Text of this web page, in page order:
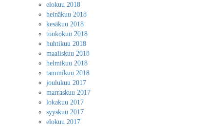
elokuu 2018
heinäkuu 2018
kesäkuu 2018
toukokuu 2018
huhtikuu 2018
maaliskuu 2018
helmikuu 2018
tammikuu 2018
joulukuu 2017
marraskuu 2017
lokakuu 2017
syyskuu 2017
elokuu 2017